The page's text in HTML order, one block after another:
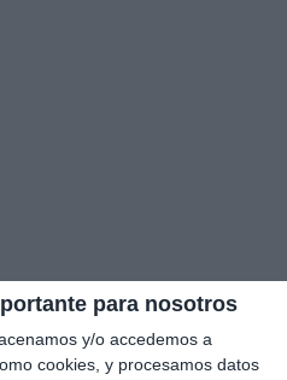
para nosotros
y/o accedemos a
cookies, y procesamos datos